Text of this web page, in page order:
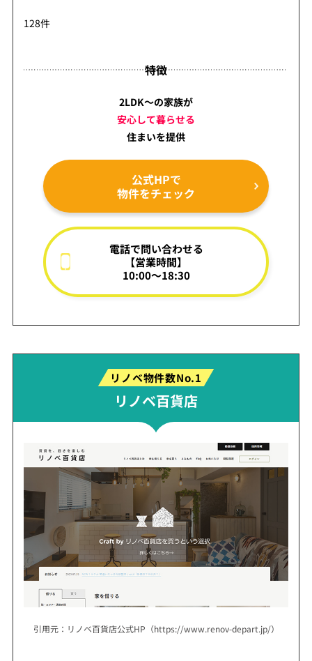
128件
特徴
2LDK～の家族が
安心して暮らせる
住まいを提供
公式HPで
物件をチェック
電話で問い合わせる
【営業時間】
10:00～18:30
リノベ物件数No.1
リノベ百貨店
引用元：リノベ百貨店公式HP（https://www.renov-depart.jp/）